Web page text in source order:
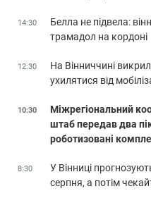
14:30
Белла не підвела:
трамадол на кордоні
12:30
На Вінниччині
ухилятися від
10:30
Міжрегіональний
штаб передав два
роботизовані
8:30
У Вінниці
серпня, а потім